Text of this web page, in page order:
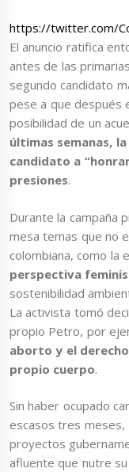
https://twitter.com/
El anuncio ratifica
antes de las
segundo candidato
pese a que después
posibilidad de un
últimas semanas,
candidato a
presiones.
Durante la campaña
mesa temas que no
colombiana, como la
perspectiva
sostenibilidad
La activista tomó
propio Petro, por
aborto y el
propio cuerpo.
Sin haber ocupado
escasos tres
proyectos
afluente que nutre su